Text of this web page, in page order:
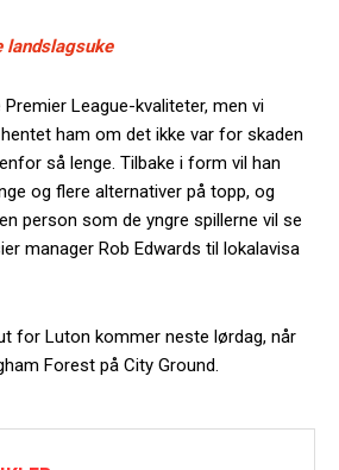
landslagsuke
League-kvaliteter, men vi
ham om det ikke var for skaden
så lenge. Tilbake i form vil han
og flere alternativer på topp, og
person som de yngre spillerne vil se
manager Rob Edwards til lokalavisa
for Luton kommer neste lørdag, når
Forest på City Ground.